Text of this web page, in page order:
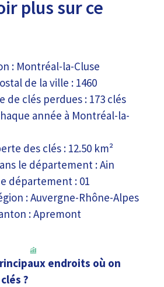
plus sur ce
: Montréal-la-Cluse
de la ville : 1460
de clés perdues : 173 clés
année à Montréal-la-
des clés : 12.50 km²
le département : Ain
département : 01
: Auvergne-Rhône-Alpes
: Apremont
endroits où on
?